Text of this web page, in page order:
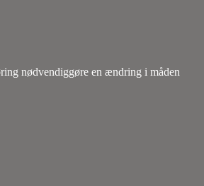
nødvendiggøre en ændring i måden